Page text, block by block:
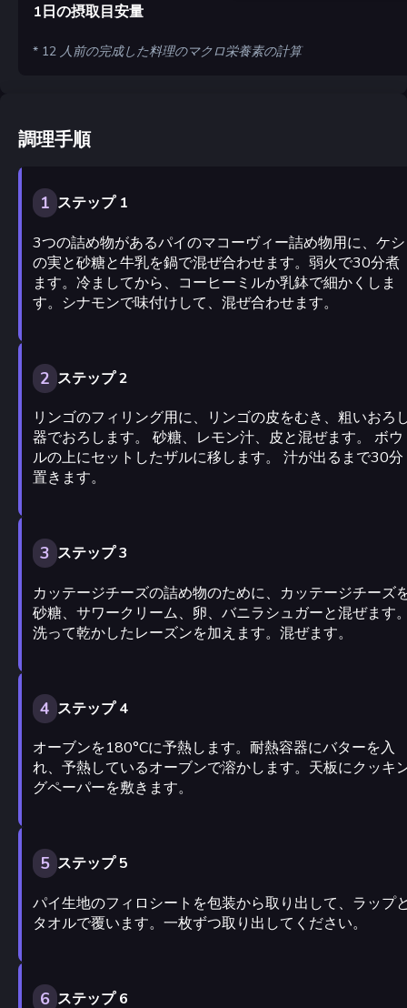
1日の摂取目安量
* 12 人前の完成した料理のマクロ栄養素の計算
調理手順
1 ステップ 1
3つの詰め物があるパイのマコーヴィー詰め物用に、ケシ
の実と砂糖と牛乳を鍋で混ぜ合わせます。弱火で30分煮
ます。冷ましてから、コーヒーミルか乳鉢で細かくしま
す。シナモンで味付けして、混ぜ合わせます。
2 ステップ 2
リンゴのフィリング用に、リンゴの皮をむき、粗いおろ
器でおろします。 砂糖、レモン汁、皮と混ぜます。 ボウ
ルの上にセットしたザルに移します。 汁が出るまで30分
置きます。
3 ステップ 3
カッテージチーズの詰め物のために、カッテージチーズ
砂糖、サワークリーム、卵、バニラシュガーと混ぜます
洗って乾かしたレーズンを加えます。混ぜます。
4 ステップ 4
オーブンを180°Cに予熱します。耐熱容器にバターを入
れ、予熱しているオーブンで溶かします。天板にクッキ
グペーパーを敷きます。
5 ステップ 5
パイ生地のフィロシートを包装から取り出して、ラップ
タオルで覆います。一枚ずつ取り出してください。
6 ステップ 6